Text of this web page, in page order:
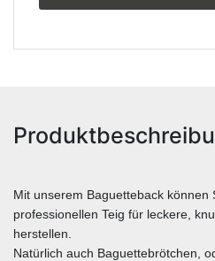
Mit unserem Baguetteback können
professionellen Teig für leckere,
herstellen.
Natürlich auch Baguettebrötchen,